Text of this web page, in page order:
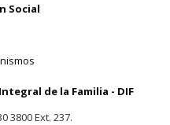
Social
de la Familia - DIF
3800 Ext. 237.